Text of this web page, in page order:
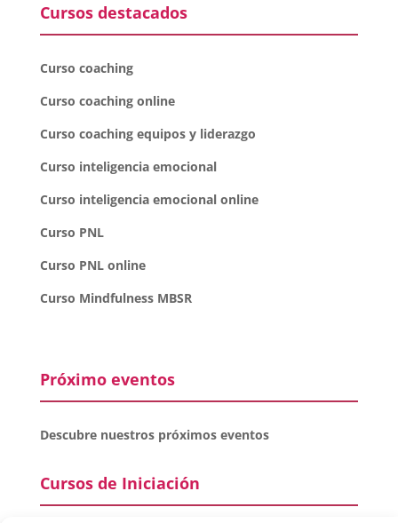
Cursos destacados
Curso coaching
Curso coaching online
Curso coaching equipos y liderazgo
Curso inteligencia emocional
Curso inteligencia emocional online
Curso PNL
Curso PNL online
Curso Mindfulness MBSR
Próximo eventos
Descubre nuestros próximos eventos
Cursos de Iniciación